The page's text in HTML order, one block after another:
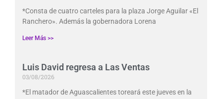
*Consta de cuatro carteles para la plaza Jorge Aguilar «El
Ranchero». Además la gobernadora Lorena
Leer Más >>
Luis David regresa a Las Ventas
03/08/2026
*El matador de Aguascalientes toreará este jueves en la